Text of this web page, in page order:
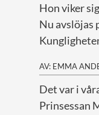
Hon viker
Nu avslöjas
AV: EMMA
Det var i
Prinsessan